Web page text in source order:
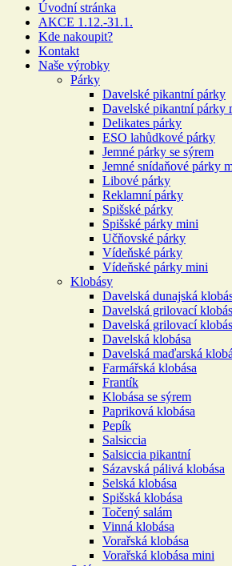
Úvodní stránka
AKCE 1.12.-31.1.
Kde nakoupit?
Kontakt
Naše výrobky
Párky
Davelské pikantní párky
Davelské pikantní párky
Delikates párky
ESO lahůdkové párky
Jemné párky se sýrem
Jemné snídaňové párky
Libové párky
Reklamní párky
Spišské párky
Spišské párky mini
Učňovské párky
Vídeňské párky
Vídeňské párky mini
Klobásy
Davelská dunajská
Davelská grilovací
Davelská grilovací
Davelská klobása
Davelská maďarská
Farmářská klobása
Frantík
Klobása se sýrem
Papriková klobása
Pepík
Salsiccia
Salsiccia pikantní
Sázavská pálivá klobása
Selská klobása
Spišská klobása
Točený salám
Vinná klobása
Vorařská klobása
Vorařská klobása mini